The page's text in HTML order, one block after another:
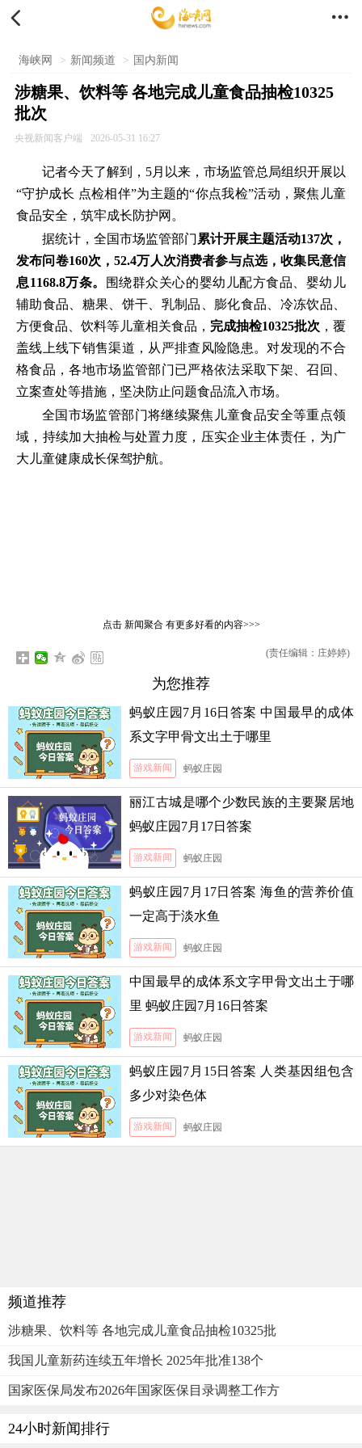
 
海峡网 > 新闻频道 > 国内新闻
涉糖果、饮料等 各地完成儿童食品抽检10325
批次
央视新闻客户端 2026-05-31 16:27
记者今天了解到，5月以来，市场监管总局组织开展以
“守护成长 点检相伴”为主题的“你点我检”活动，聚焦儿童
食品安全，筑牢成长防护网。
据统计，全国市场监管部门 累计开展主题活动137次，
发布问卷160次，52.4万人次消费者参与点选，收集民意信
息1168.8万条。
围绕群众关心的婴幼儿配方食品、婴幼儿
辅助食品、糖果、饼干、乳制品、膨化食品、冷冻饮品、
方便食品、饮料等儿童相关食品， 完成抽检10325批次 ，覆
盖线上线下销售渠道，从严排查风险隐患。对发现的不合
格食品，各地市场监管部门已严格依法采取下架、召回、
立案查处等措施，坚决防止问题食品流入市场。
全国市场监管部门将继续聚焦儿童食品安全等重点领
域，持续加大抽检与处置力度，压实企业主体责任，为广
大儿童健康成长保驾护航。
点击 新闻聚合有更多好看的内容>>>
(责任编辑：庄婷婷)
为您推荐
蚂蚁庄园7月16日答案 中国最早的成体
系文字甲骨文出土于哪里
游戏新闻 蚂蚁庄园
丽江古城是哪个少数民族的主要聚居地
蚂蚁庄园7月17日答案
游戏新闻 蚂蚁庄园
蚂蚁庄园7月17日答案 海鱼的营养价值
一定高于淡水鱼
游戏新闻 蚂蚁庄园
中国最早的成体系文字甲骨文出土于哪
里 蚂蚁庄园7月16日答案
游戏新闻 蚂蚁庄园
蚂蚁庄园7月15日答案 人类基因组包含
多少对染色体
游戏新闻 蚂蚁庄园
频道推荐
涉糖果、饮料等 各地完成儿童食品抽检10325批
我国儿童新药连续五年增长 2025年批准138个
国家医保局发布2026年国家医保目录调整工作方
24小时新闻排行